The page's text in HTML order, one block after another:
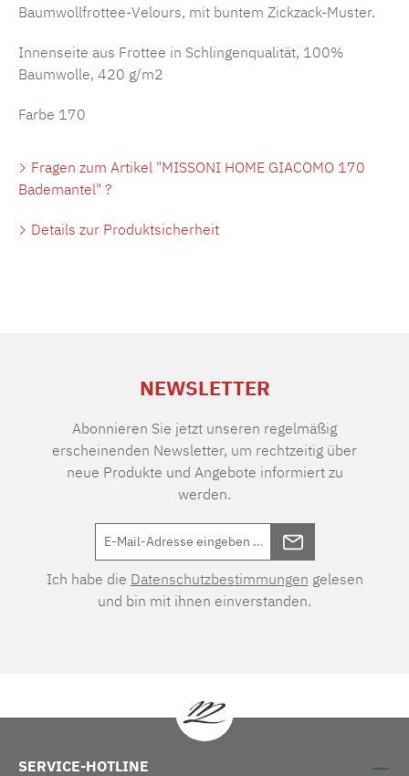
Baumwollfrottee-Velours, mit buntem Zickzack-Muster.
Innenseite aus Frottee in Schlingenqualität, 100%
Baumwolle, 420 g/m2
Farbe 170
Fragen zum Artikel "MISSONI HOME GIACOMO 170
Bademantel" ?
Details zur Produktsicherheit
NEWSLETTER
Abonnieren Sie jetzt unseren regelmäßig
erscheinenden Newsletter, um rechtzeitig über
neue Produkte und Angebote informiert zu
werden.
Ich habe die Datenschutzbestimmungen gelesen
und bin mit ihnen einverstanden.
SERVICE-HOTLINE